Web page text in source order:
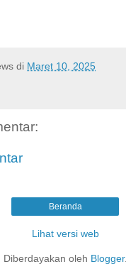
di Maret 10, 2025
Beranda
Lihat versi web
Diberdayakan oleh Blogger.